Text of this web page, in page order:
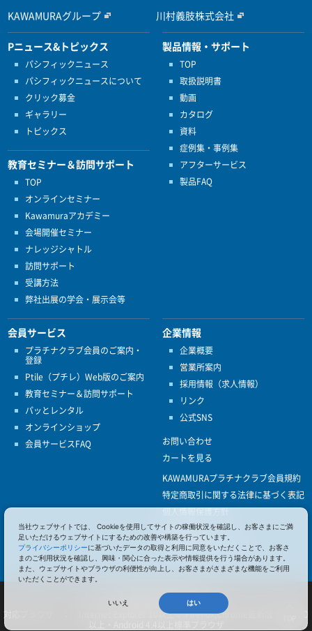
KAWAMURAグループ 川村義肢株式会社
Pニュース&トピックス
パシフィックニュース
パシフィックニュースについて
クリック募金
ギャラリー
トピックス
教育セミナー＆訪問サポート
TOP
オンラインセミナー
Kawamuraアカデミー
会場開催セミナー
ナレッジシャトル
訪問サポート
受講方法
弊社出展の学会・展示会等
製品情報・サポート
TOP
取扱説明書
動画
カタログ
資料
症例集・事例集
アフターサービス
製品FAQ
会員サービス
プラチナクラブ会員のご案内・
登録
Ptile（プチレ）Web版のご案内
教育セミナー＆訪問サポート
パッとレンタル
オンラインショップ
会員サービスFAQ
企業情報
企業概要
営業所案内
採用情報（求人情報）
リンク
公式SNS
お問い合わせ
カートを見る
KAWAMURAプラチナクラブ会員規約
特定商取引に関する法律に基づく表記
個人情報保護方針
ISO9001
健康経営優良法人認定
© 2017 Pacific Supply Co.,Ltd.
コンテンツの無断使用・転載を禁じます。
対応ブラウザ ： Internet Explorer 10以上 、FireFox,Chrome最新版 、iOS 10
当社ウェブサイトでは、 Cookieを使用してサイトの稼働状況を確認し、お客さまにご満
足いただけるウェブサイトにするための改善や構築を行っています。
プライバシーポリシーに基づいたデータの取得と利用に同意をいただくことで、お客さ
まのご利用状況を確認し、興味・関心に合った表示や情報提供を行う場合があります。
また、ウェブサイトやブラウザの利便性が向上し、お客さまがさまざまな機能をご利用
いただくことができます。
いいえ はい